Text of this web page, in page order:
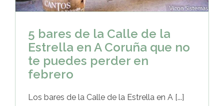
5 bares de la Calle de la
Estrella en A Coruña que no
te puedes perder en
febrero
Los bares de la Calle de la Estrella en A [...]